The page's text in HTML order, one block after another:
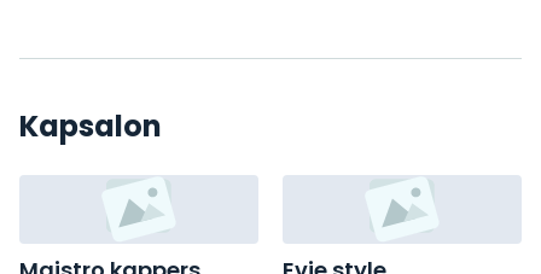
Kapsalon